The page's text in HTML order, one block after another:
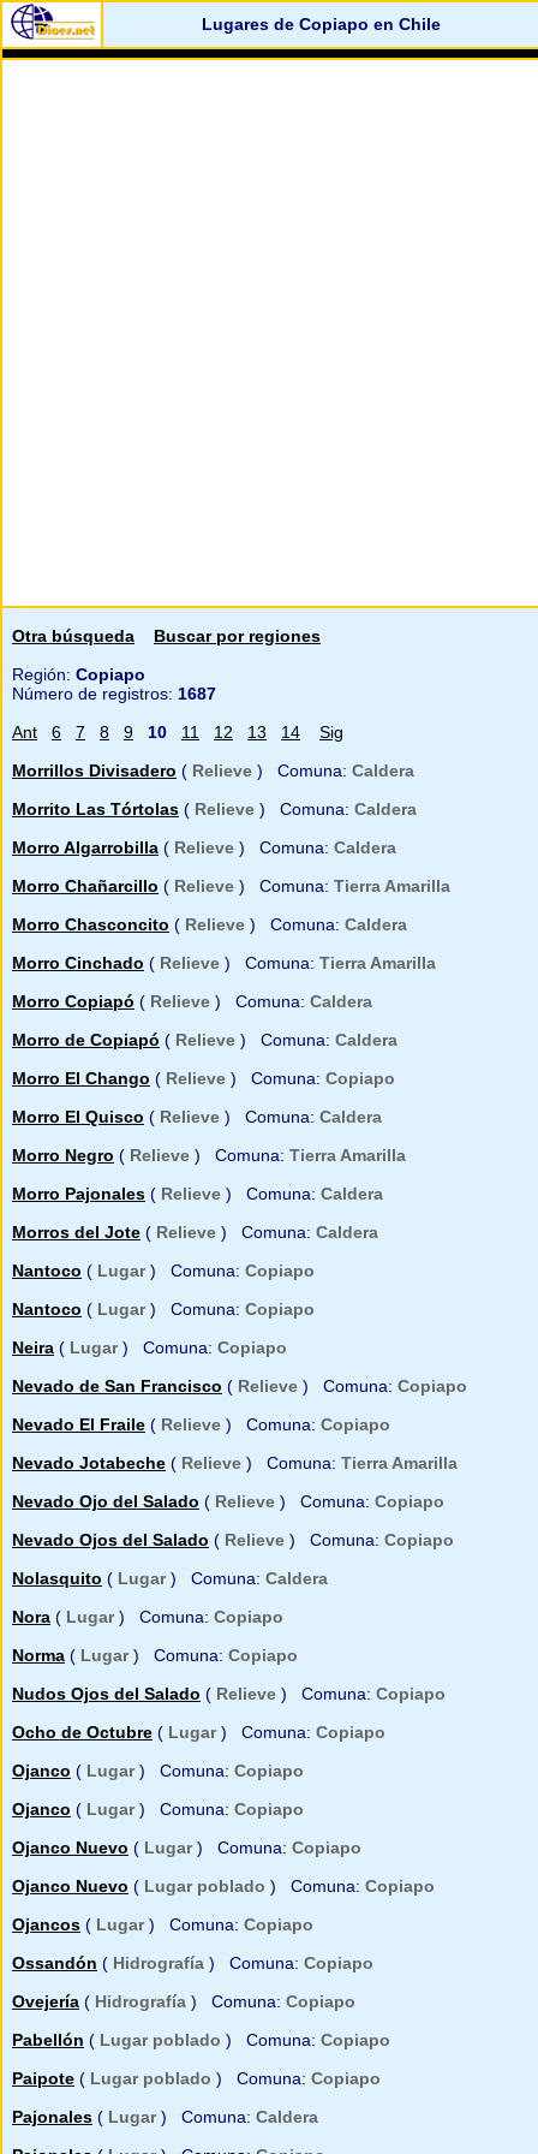
Lugares de Copiapo en Chile
Otra búsqueda
Buscar por regiones
Región: Copiapo
Número de registros: 1687
Ant
6 7 8 9 10 11 12 13 14
Sig
Morrillos Divisadero ( Relieve ) Comuna: Caldera
Morrito Las Tórtolas ( Relieve ) Comuna: Caldera
Morro Algarrobilla ( Relieve ) Comuna: Caldera
Morro Chañarcillo ( Relieve ) Comuna: Tierra Amarilla
Morro Chasconcito ( Relieve ) Comuna: Caldera
Morro Cinchado ( Relieve ) Comuna: Tierra Amarilla
Morro Copiapó ( Relieve ) Comuna: Caldera
Morro de Copiapó ( Relieve ) Comuna: Caldera
Morro El Chango ( Relieve ) Comuna: Copiapo
Morro El Quisco ( Relieve ) Comuna: Caldera
Morro Negro ( Relieve ) Comuna: Tierra Amarilla
Morro Pajonales ( Relieve ) Comuna: Caldera
Morros del Jote ( Relieve ) Comuna: Caldera
Nantoco ( Lugar) Comuna: Copiapo
Nantoco ( Lugar) Comuna: Copiapo
Neira ( Lugar) Comuna: Copiapo
Nevado de San Francisco ( Relieve ) Comuna: Copiapo
Nevado El Fraile ( Relieve ) Comuna: Copiapo
Nevado Jotabeche ( Relieve ) Comuna: Tierra Amarilla
Nevado Ojo del Salado ( Relieve ) Comuna: Copiapo
Nevado Ojos del Salado ( Relieve ) Comuna: Copiapo
Nolasquito ( Lugar) Comuna: Caldera
Nora ( Lugar) Comuna: Copiapo
Norma ( Lugar) Comuna: Copiapo
Nudos Ojos del Salado ( Relieve ) Comuna: Copiapo
Ocho de Octubre ( Lugar) Comuna: Copiapo
Ojanco ( Lugar) Comuna: Copiapo
Ojanco ( Lugar) Comuna: Copiapo
Ojanco Nuevo ( Lugar) Comuna: Copiapo
Ojanco Nuevo ( Lugar poblado ) Comuna: Copiapo
Ojancos ( Lugar) Comuna: Copiapo
Ossandón ( Hidrografía ) Comuna: Copiapo
Ovejería ( Hidrografía ) Comuna: Copiapo
Pabellón ( Lugar poblado ) Comuna: Copiapo
Paipote ( Lugar poblado ) Comuna: Copiapo
Pajonales ( Lugar) Comuna: Caldera